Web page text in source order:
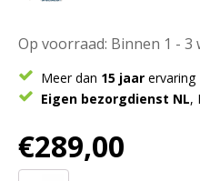
Op voorraad: Binnen 1 - 3
Meer dan 15 jaar ervaring
Eigen bezorgdienst NL,
€289,00